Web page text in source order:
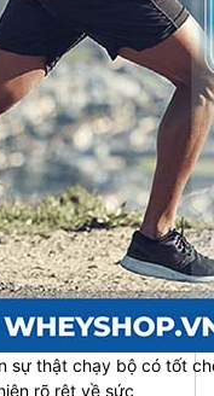
sự thật chạy bộ có tốt
rõ rệt về sức